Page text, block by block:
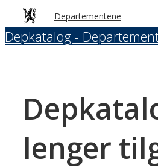
Hopp
til
hovedinnhold
Departementene
Depkatalog -
lenger